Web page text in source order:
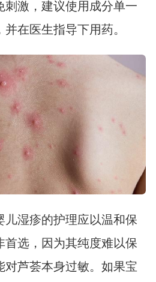
刺激，建议使用成分单一
在医生指导下用药。
儿湿疹的护理应以温和保
首选，因为其纯度难以保
对芦荟本身过敏。如果宝